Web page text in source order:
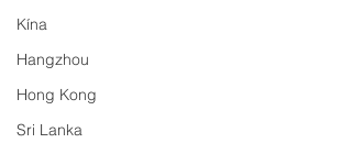
Kína
Hangzhou
Hong Kong
Sri Lanka